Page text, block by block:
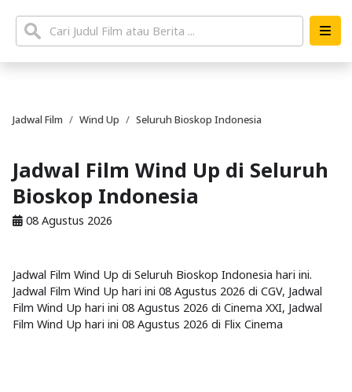
Jadwal Film Wind Up Seluruh Bioskop Indonesia
Jadwal Film Wind Up di Seluruh
Bioskop Indonesia
08 Agustus 2026
Jadwal Film Wind Up di Seluruh Bioskop Indonesia hari ini.
Jadwal Film Wind Up hari ini 08 Agustus 2026 di CGV, Jadwal
Film Wind Up hari ini 08 Agustus 2026 di Cinema XXI, Jadwal
Film Wind Up hari ini 08 Agustus 2026 di Flix Cinema